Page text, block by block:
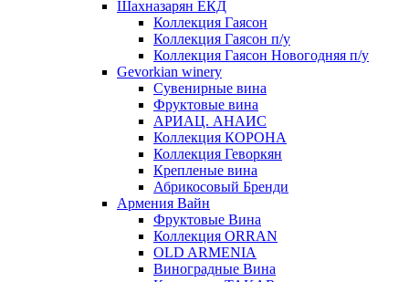
Шахназарян ЕКД
Коллекция Гаясон
Коллекция Гаясон п/у
Коллекция Гаясон Новогодняя п/у
Gevorkian winery
Сувенирные вина
Фруктовые вина
АРИАЦ. АНАИС
Коллекция КОРОНА
Коллекция Геворкян
Крепленые вина
Абрикосовый Бренди
Армения Вайн
Фруктовые Вина
Коллекция ORRAN
OLD ARMENIA
Виноградные Вина